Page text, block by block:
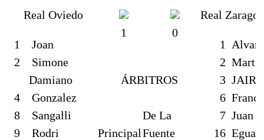
Real Oviedo
1
Joan
2
Simone
Damiano
4
Gonzalez
8
Sangalli
9
Rodri
1 0
ÁRBITROS
Principal
De La
Fuente
Real
1
2 Martin
3 JAIR
6
7 Juan
16